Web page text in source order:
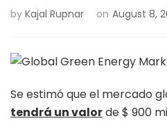
by Kajal Rupnar on August 8,
Se estimó que el mercado
tendrá un valorde $ 900